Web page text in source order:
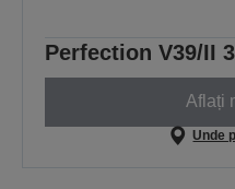
Perfection V39/II
Aflați
Unde